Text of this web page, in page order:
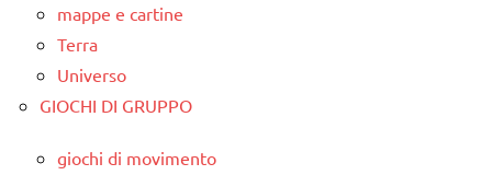
mappe e cartine
Terra
Universo
GIOCHI DI GRUPPO
giochi di movimento